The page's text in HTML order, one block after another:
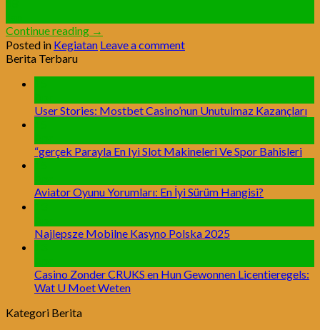
Continue reading →
Posted in Kegiatan Leave a comment
Berita Terbaru
User Stories: Mostbet Casino’nun Unutulmaz Kazançları
“gerçek Parayla En Iyi Slot Makineleri Ve Spor Bahisleri
Aviator Oyunu Yorumları: En İyi Sürüm Hangisi?
Najlepsze Mobilne Kasyno Polska 2025
Casino Zonder CRUKS en Hun Gewonnen Licentieregels:
Wat U Moet Weten
Kategori Berita